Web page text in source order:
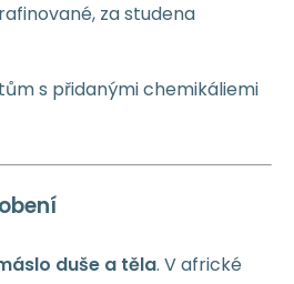
za studena
s přidanými chemikáliemi
duše a těla. V africké